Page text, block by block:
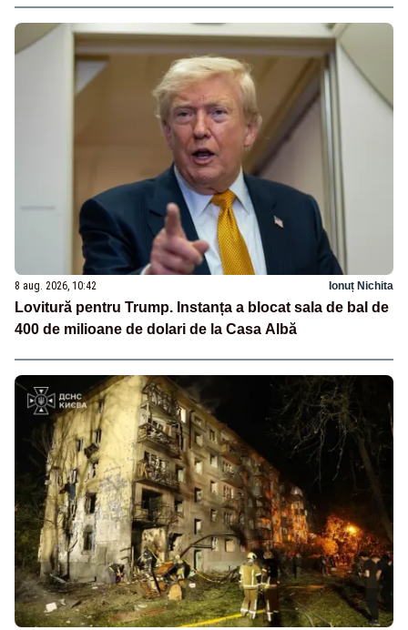
8 aug. 2026, 10:42 Ionuț Nichita
Lovitură pentru Trump. Instanța a blocat sala de bal de
400 de milioane de dolari de la Casa Albă